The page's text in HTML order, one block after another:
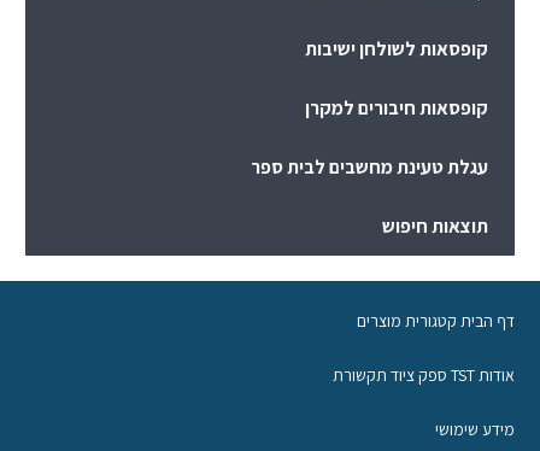
קופסאות לשולחן ישיבות
קופסאות חיבורים למקרן
עגלת טעינת מחשבים לבית ספר
תוצאות חיפוש
דף הבית קטגורית מוצרים
אודות TST ספק ציוד תקשורת
מידע שימושי